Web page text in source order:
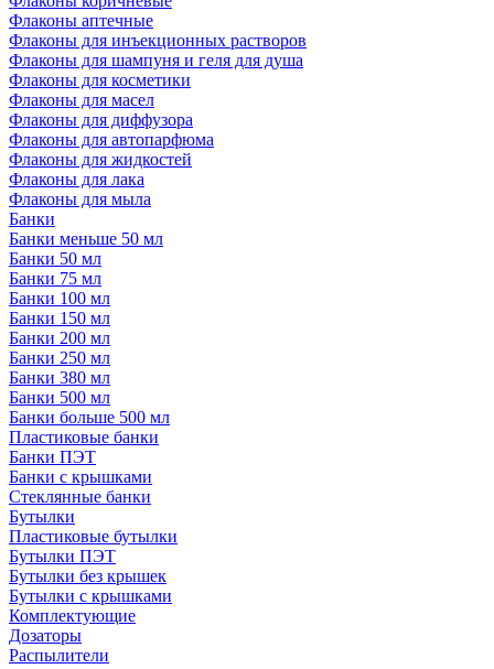
Флаконы аптечные
Флаконы для инъекционных растворов
Флаконы для шампуня и геля для душа
Флаконы для косметики
Флаконы для масел
Флаконы для диффузора
Флаконы для автопарфюма
Флаконы для жидкостей
Флаконы для лака
Флаконы для мыла
Банки
Банки меньше 50 мл
Банки 50 мл
Банки 75 мл
Банки 100 мл
Банки 150 мл
Банки 200 мл
Банки 250 мл
Банки 380 мл
Банки 500 мл
Банки больше 500 мл
Пластиковые банки
Банки ПЭТ
Банки с крышками
Стеклянные банки
Бутылки
Пластиковые бутылки
Бутылки ПЭТ
Бутылки без крышек
Бутылки с крышками
Комплектующие
Дозаторы
Распылители